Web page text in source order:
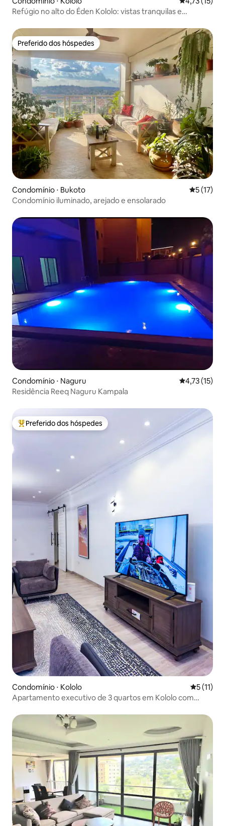
Refúgio no alto do Éden Kololo: vistas tranquilas e
Preferido dos hóspedes
Preferido dos hóspedes
Condomínio ⋅ Bukoto 5 de uma
5 (17)
Condomínio iluminado, arejado e ensolarado
Condomínio ⋅ Naguru 4,73 de uma
4,73 (15)
Residência Reeq Naguru Kampala
Entre os melhores preferidos dos hóspedes
Preferido dos hóspedes
Condomínio ⋅ Kololo 5 de uma
5 (11)
Apartamento executivo de 3 quartos em Kololo com